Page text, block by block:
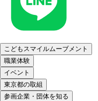
こどもスマイルムーブメント
職業体験
イベント
東京都の取組
参画企業・団体を知る